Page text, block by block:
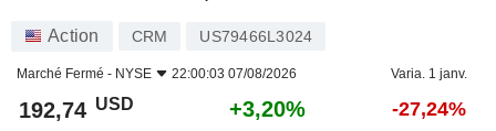
Action CRM US79466L3024
Marché Fermé - NYSE 22:00:03 07/08/2026 Varia. 1 janv.
192,74 USD +3,20% -27,24%